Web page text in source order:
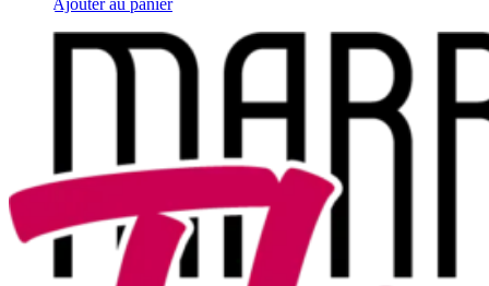
Ajouter au panier